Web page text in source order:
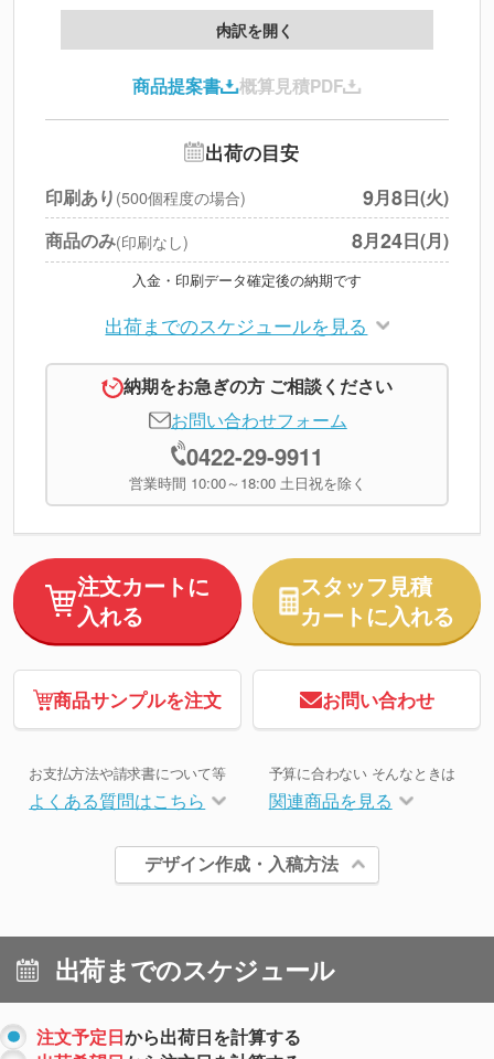
製版代
印刷代
北海道・沖縄・離島 別途
円
※上記小計は税別です
内訳を開く
商品提案書 概算見積PDF
出荷の目安
印刷あり (500個程度の場合) 9月8日(火)
商品のみ(印刷なし) 8月24日(月)
入金・印刷データ確定後の納期です
出荷までのスケジュールを見る
納期をお急ぎの方 ご相談ください
お問い合わせフォーム
0422-29-9911
営業時間 10:00～18:00 土日祝を除く
注文カートに
入れる
スタッフ見積
カートに入れる
商品サンプルを注文 お問い合わせ
お支払方法や請求書について等
よくある質問はこちら
予算に合わない そんなときは
関連商品を見る
デザイン作成・入稿方法
出荷までのスケジュール
注文予定日から出荷日を計算する